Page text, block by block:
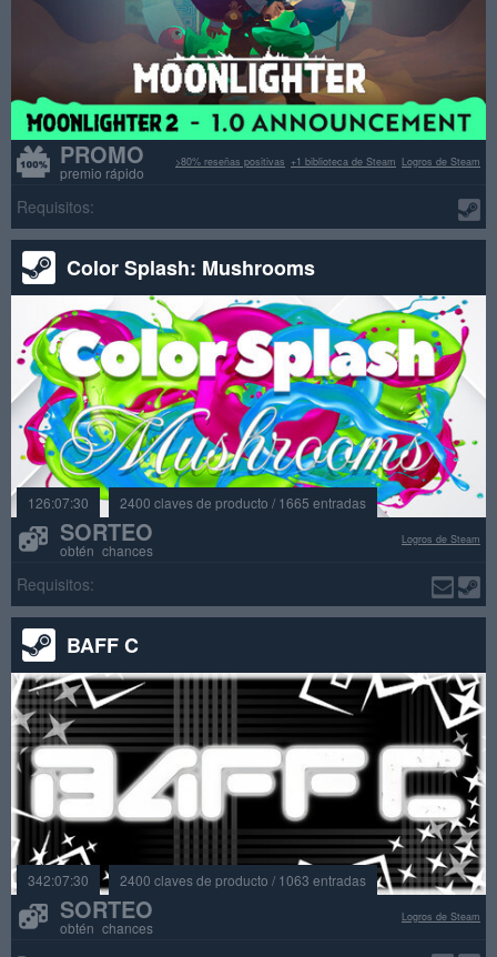
PROMO
premio rápido
Logros de Steam
+1 biblioteca de Steam
>80% reseñas positivas
Requisitos:
Color Splash: Mushrooms
126:07:30 2400 claves de producto / 1665 entradas
SORTEO
obtén chances
Logros de Steam
Requisitos:
BAFF C
342:07:30 2400 claves de producto / 1063 entradas
SORTEO
obtén chances
Logros de Steam